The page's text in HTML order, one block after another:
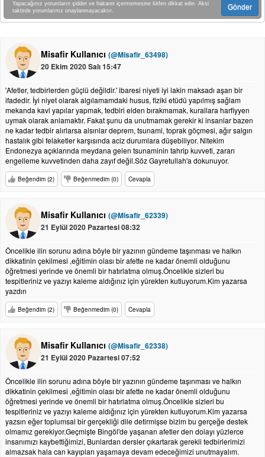
Yapacağınız yorumların şiddet ve hakaret içermemesine lütfen dikkat edin. Aksi
taktirde yorumlarınız onaylanmayacaktır.
Gönder
Misafir Kullanıcı (@Misafir_63498)
20 Ekim 2020 Salı 15:47
'Afetler, tedbirlerden güçlü değildir.' ibaresi niyeti iyi lakin maksadı aşan bir
ifadedir. İyi niyet olarak algılamamdaki husus, fiziki etüdü yapılmış sağlam
mekanda kavi yapılar yapmak, tedbiri elden bırakmamak, kurallara harfiyyen
uymak olarak anlamaktır. Fakat şunu da unutmamak gerekir ki insanlar bazen
ne kadar tedbir alırlarsa alsınlar deprem, tsunami, toprak göçmesi, ağır salgın
hastalık gibi felaketler karşısında aciz durumlara düşebiliyor. Nitekim
Endonezya açıklarında meydana gelen tsunaminin tahrip kuvveti, zararı
engelleme kuvvetinden daha zayıf değil.Söz Gayretullah'a dokunuyor.
Beğendim (2) Beğenmedim (0) Cevapla
Misafir Kullanıcı (@Misafir_62339)
21 Eylül 2020 Pazartesi 08:32
Öncelikle ilin sorunu adına böyle bir yazının gündeme taşınması ve halkın
dikkatinin çekilmesi ,eğitimin olası bir afette ne kadar önemli olduğunu
öğretmesi yerinde ve önemli bir hatırlatma olmuş.Öncelikle sizleri bu
tespitleriniz ve yazıyı kaleme aldığınız için yürekten kutluyorum.Kim yazarsa
yazdın
Beğendim (2) Beğenmedim (0) Cevapla
Misafir Kullanıcı (@Misafir_62338)
21 Eylül 2020 Pazartesi 07:52
Öncelikle ilin sorunu adına böyle bir yazının gündeme taşınması ve halkın
dikkatinin çekilmesi ,eğitimin olası bir afette ne kadar önemli olduğunu
öğretmesi yerinde ve önemli bir hatırlatma olmuş.Öncelikle sizleri bu
tespitleriniz ve yazıyı kaleme aldığınız için yürekten kutluyorum.Kim yazarsa
yazsın eğer toplumsal bir gerçekliği dile detirmişse bizim bu gerçeğe destek
olmamız gerekiyor.Geçmişte Bingöl'de yaşanan afetler den dolayı yüzlerce
insanımızı kaybettiğimizi, Bunlardan dersler çıkartarak gerekli tedbirlerimizi
almazsak hala can kayıpları yaşamaya devam edeceğimizi unutmayalım.